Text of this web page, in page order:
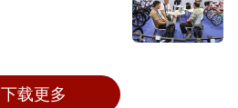
下载更多